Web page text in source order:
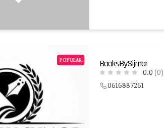
POPULAR BooksBySijmor
0.0 (0)
0616887261